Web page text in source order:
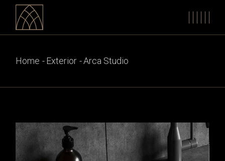
Home Exterior Arca Studio